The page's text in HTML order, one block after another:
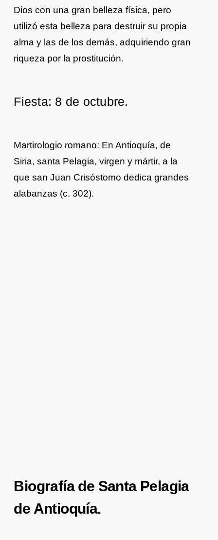
Dios con una gran belleza física, pero
utilizó esta belleza para destruir su propia
alma y las de los demás, adquiriendo gran
riqueza por la prostitución.
Fiesta: 8 de octubre.
Martirologio romano: En Antioquía, de
Siria, santa Pelagia, virgen y mártir, a la
que san Juan Crisóstomo dedica grandes
alabanzas (c. 302).
Biografía de Santa Pelagia
de Antioquía.